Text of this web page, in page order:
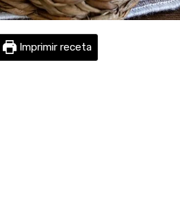
Imprimir receta